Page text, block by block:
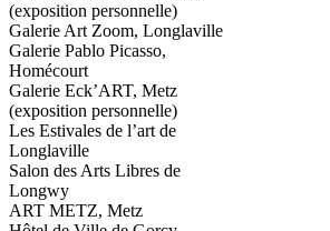
(exposition personnelle)
Galerie Art Zoom, Longlaville
Galerie Pablo Picasso,
Homécourt
Galerie Eck’ART, Metz
(exposition personnelle)
Les Estivales de l’art de
Longlaville
Salon des Arts Libres de
Longwy
ART METZ, Metz